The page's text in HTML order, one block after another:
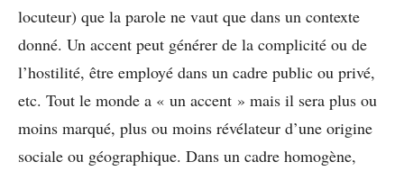
locuteur) que la parole ne vaut que dans un contexte
donné. Un accent peut générer de la complicité ou de
l’hostilité, être employé dans un cadre public ou privé,
etc. Tout le monde a « un accent » mais il sera plus ou
moins marqué, plus ou moins révélateur d’une origine
sociale ou géographique. Dans un cadre homogène,